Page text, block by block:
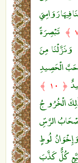
فِيهَا رَوَاسِيَ
تَبْصِرَةً
وَنَزَّلْنَا مِنَ
الْحَصِيدِ
﴿ ١٠ ﴾
الْخُرُوجُ
الرَّسِّ
لُوطٍ
كُلٌّ كَذَّبَ